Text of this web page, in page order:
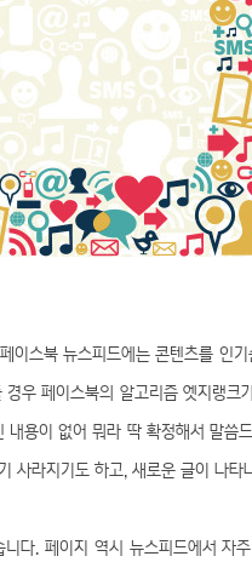
. 페이스북 뉴스피드에는 콘텐츠를 인
우 페이스북의 알고리즘 엣지랭크
용이 없어 뭐라 딱 확정해서 말씀
사라지기도 하고, 새로운 글이 나타
다. 페이지 역시 뉴스피드에서 자